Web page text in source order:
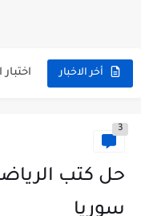
أخر الاخبار
3
حل كتب
سوريا